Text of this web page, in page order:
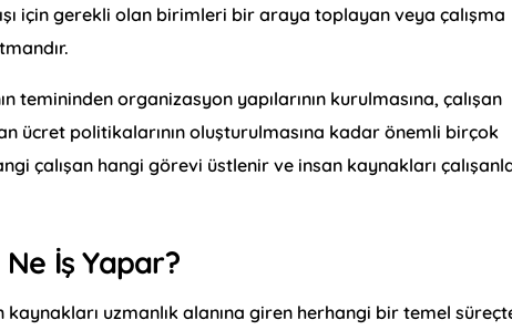
için gerekli olan birimleri bir araya toplayan veya çalışma
temininden organizasyon yapılarının kurulmasına, çalışan
ücret politikalarının oluşturulmasına kadar önemli birçok
çalışan hangi görevi üstlenir ve insan kaynakları
İş Yapar?
kaynakları uzmanlık alanına giren herhangi bir temel